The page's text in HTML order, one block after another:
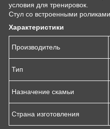
условия для тренировок.
Стул со встроенными
Характеристики
Производитель
Тип
Назначение скамьи
Страна изготовления